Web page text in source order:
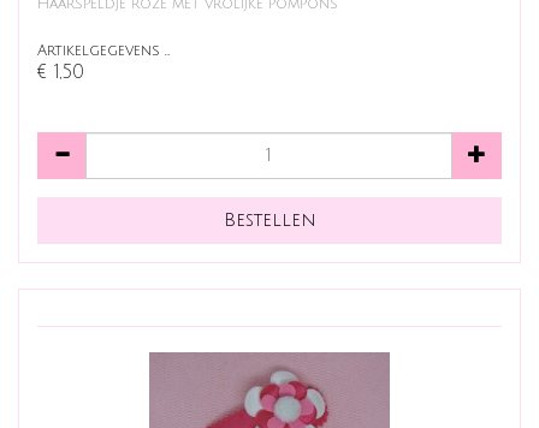
Artikelgegevens …
€ 1,50